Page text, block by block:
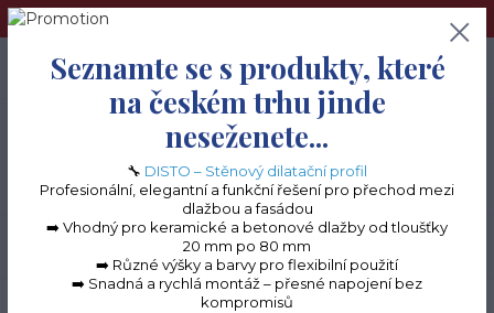
➢Terče pod dlažbu naleznete na e-shopu www.terceshop.cz!➢
+420 605 740 744
0
0 Kč
Balkonové lišty do lepidla Balkonová lišta PŘÍMA
Seznamte se s produkty, které
na českém trhu jinde
neseženete...
🔧 DISTO – Stěnový dilatační profil
Profesionální, elegantní a funkční řešení pro přechod mezi
dlažbou a fasádou
➡️ Vhodný pro keramické a betonové dlažby od tloušťky
20 mm po 80 mm
➡️ Různé výšky a barvy pro flexibilní použití
➡️ Snadná a rychlá montáž – přesné napojení bez
kompromisů